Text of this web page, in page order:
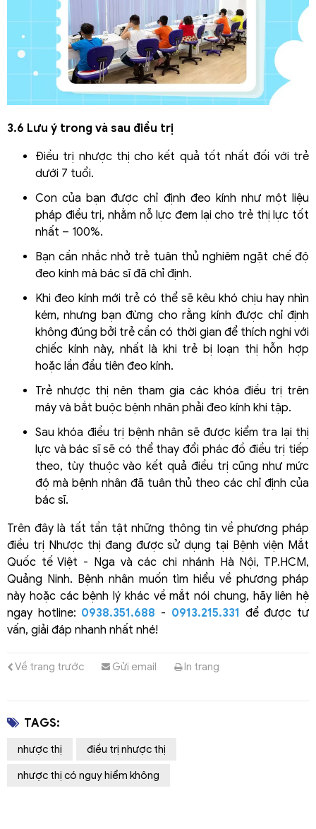
3.6 Lưu ý trong và sau điều trị
Điều trị nhược thị cho kết quả tốt nhất đối với trẻ
dưới 7 tuổi.
Con của bạn được chỉ định đeo kính như một liệu
pháp điều trị, nhằm nỗ lực đem lại cho trẻ thị lực tốt
nhất – 100%.
Bạn cần nhắc nhở trẻ tuân thủ nghiêm ngặt chế độ
đeo kính mà bác sĩ đã chỉ định.
Khi đeo kính mới trẻ có thể sẽ kêu khó chịu hay nhìn
kém, nhưng bạn đừng cho rằng kính được chỉ định
không đúng bởi trẻ cần có thời gian để thích nghi với
chiếc kính này, nhất là khi trẻ bị loạn thị hỗn hợp
hoặc lần đầu tiên đeo kính.
Trẻ nhược thị nên tham gia các khóa điều trị trên
máy và bắt buộc bệnh nhân phải đeo kính khi tập.
Sau khóa điều trị bệnh nhân sẽ được kiểm tra lại thị
lực và bác sĩ sẽ có thể thay đổi phác đồ điều trị tiếp
theo, tùy thuộc vào kết quả điều trị cũng như mức
độ mà bệnh nhân đã tuân thủ theo các chỉ định của
bác sĩ.
Trên đây là tất tần tật những thông tin về phương pháp
điều trị Nhược thị đang được sử dụng tại Bệnh viện Mắt
Quốc tế Việt - Nga và các chi nhánh Hà Nội, TP.HCM,
Quảng Ninh. Bệnh nhân muốn tìm hiểu về phương pháp
này hoặc các bệnh lý khác về mắt nói chung, hãy liên hệ
ngay hotline: 0938.351.688 - 0913.215.331 để được tư
vấn, giải đáp nhanh nhất nhé!
Về trang trước Gửi email In trang
TAGS:
nhược thị điều trị nhược thị
nhược thị có nguy hiểm không